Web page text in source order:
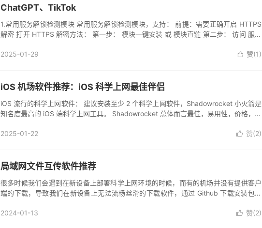
ChatGPT、TikTok
1.常用服务解锁检测模块 常用服务解锁检测模块，支持： 前提：需要正确开启 HTTPS
解密 打开 HTTPS 解密方法： 第一步： 模块一键安装 或 模块直链 第二步： 访问 服务
 赞(1)
2025-01-29
iOS 机场软件推荐：iOS 科学上网最佳伴侣
iOS 流行的科学上网软件： 建议安装至少 2 个科学上网软件，Shadowrocket 小火箭是
知名度最高的 iOS 端科学上网工具。 Shadowrocket 总体而言最佳，易用性，价格，协
 赞(2)
2025-01-22
局域网文件互传软件推荐
很多时候我们会遇到在新设备上部署科学上网环境的时候，而有的机场并没有提供客户
端的下载，导致我们在新设备上无法流畅丝滑的下载软件，通过 Github 下载安装包一
 赞(2)
2024-01-13